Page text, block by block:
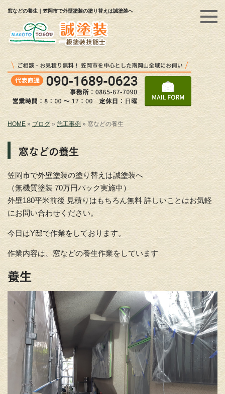
窓などの養生｜笠岡市で外壁塗装の塗り替えは誠塗装へ
HOME» ブログ» 施工事例 » 窓などの養生
窓などの養生
笠岡市で外壁塗装の塗り替えは誠塗装へ
（無機質塗装 70万円パック実施中）
外壁180平米前後 見積りはもちろん無料 詳しいことはお気軽
にお問い合わせください。
今日はY邸で作業をしております。
作業内容は、窓などの養生作業をしています
養生